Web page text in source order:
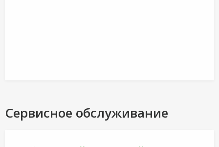
Сервисное обслуживание